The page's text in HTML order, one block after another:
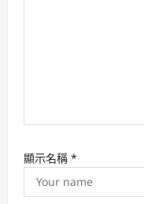
顯示名稱 *